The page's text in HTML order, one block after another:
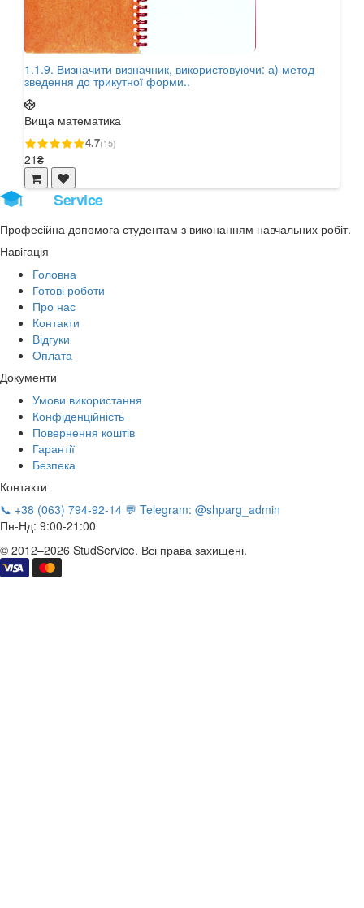
1.1.9. Визначити визначник, використовуючи: а) метод
зведення до трикутної форми..
Вища математика
4.7(15)
21₴
Service
Професійна допомога студентам з виконанням навчальних робіт.
Навігація
Головна
Готові роботи
Про нас
Контакти
Відгуки
Оплата
Документи
Умови використання
Конфіденційність
Повернення коштів
Гарантії
Безпека
Контакти
📞 +38 (063) 794-92-14 💬 Telegram: @shparg_admin
Пн-Нд: 9:00-21:00
© 2012–2026 StudService. Всі права захищені.